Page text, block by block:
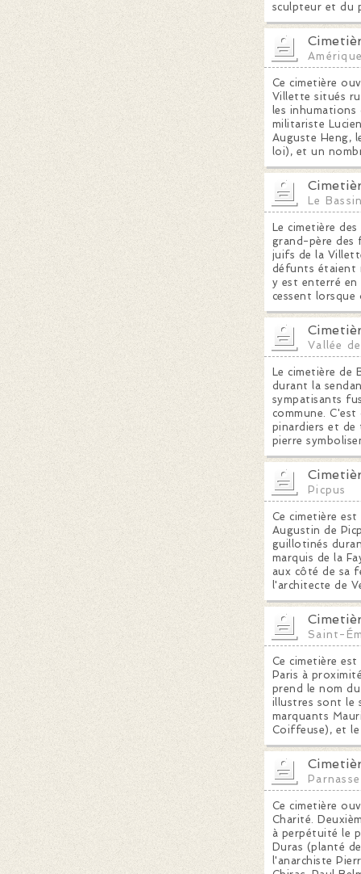
sculpteur et du
Ce cimetière
Villette situés
les inhumations
militariste
Auguste Heng,
loi), et un
Le
Le cimetière
grand-père des
juifs de la
défunts étaient
y est enterré en
cessent lorsque
Vallée
Le cimetière de
durant la
sympatisants
commune.
pinardiers et de
pierre
Picpus
Ce cimetière
Augustin de
guillotinés
marquis de la
aux côté de sa
l'architecte de
Saint-
Ce cimetière
Paris à
prend le nom
illustres sont le
marquants
Coiffeuse), et le
Parnasse
Ce cimetière
Charité.
à perpétuité le
Duras (planté
l'anarchiste